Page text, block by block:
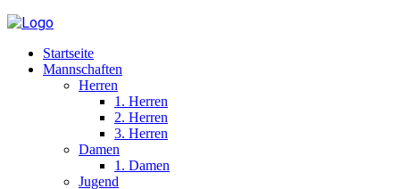
Startseite
Mannschaften
Herren
1. Herren
2. Herren
3. Herren
Damen
1. Damen
Jugend